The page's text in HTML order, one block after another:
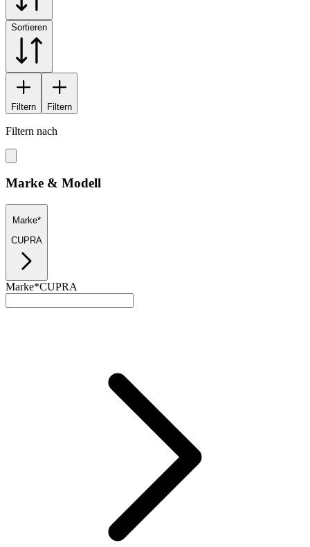
Sortieren
Filtern Filtern
Filtern nach
Marke & Modell
Marke*
CUPRA
Marke*CUPRA